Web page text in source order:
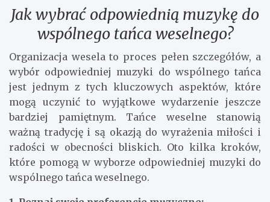
Jak wybrać odpowiednią muzykę do
wspólnego tańca weselnego?
Organizacja wesela to proces pełen szczegółów, a
wybór odpowiedniej muzyki do wspólnego tańca
jest jednym z tych kluczowych aspektów, które
mogą uczynić to wyjątkowe wydarzenie jeszcze
bardziej pamiętnym. Tańce weselne stanowią
ważną tradycję i są okazją do wyrażenia miłości i
radości w obecności bliskich. Oto kilka kroków,
które pomogą w wyborze odpowiedniej muzyki do
wspólnego tańca weselnego.